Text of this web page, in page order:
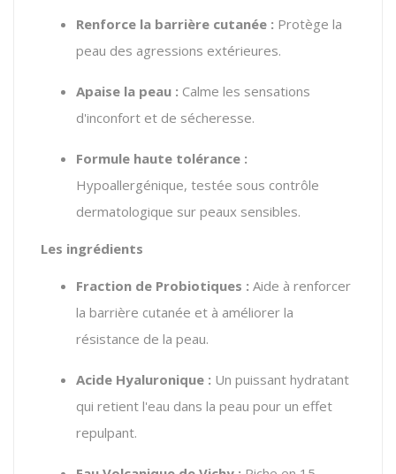
Renforce la barrière cutanée : Protège la
peau des agressions extérieures.
Apaise la peau : Calme les sensations
d'inconfort et de sécheresse.
Formule haute tolérance :
Hypoallergénique, testée sous contrôle
dermatologique sur peaux sensibles.
Les ingrédients
Fraction de Probiotiques : Aide à renforcer
la barrière cutanée et à améliorer la
résistance de la peau.
Acide Hyaluronique : Un puissant hydratant
qui retient l'eau dans la peau pour un effet
repulpant.